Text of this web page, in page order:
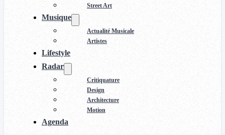
Street Art
Musique
Actualité Musicale
Artistes
Lifestyle
Radar
Critiquature
Design
Architecture
Motion
Agenda